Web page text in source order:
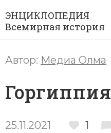
ЭНЦИКЛОПЕДИЯ
Всемирная история
Азия
Археология
Периоды
Автор: Медиа Олма
Горгиппия
25.11.2021 1